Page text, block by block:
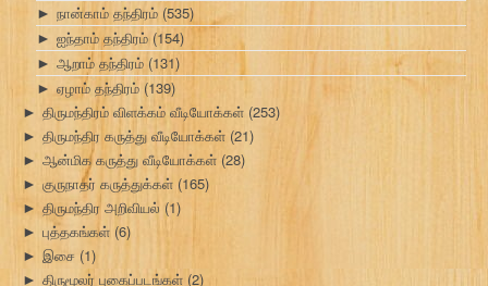
► நான்காம் தந்திரம் (535)
► ஐந்தாம் தந்திரம் (154)
► ஆறாம் தந்திரம் (131)
► ஏழாம் தந்திரம் (139)
► திருமந்திரம் விளக்கம் வீடியோக்கள் (253)
► திருமந்திர கருத்து வீடியோக்கள் (21)
► ஆன்மிக கருத்து வீடியோக்கள் (28)
► குருநாதர் கருத்துக்கள் (165)
► திருமந்திர அறிவியல் (1)
► புத்தகங்கள் (6)
► இசை (1)
► திருமூலர் புகைப்படங்கள் (2)